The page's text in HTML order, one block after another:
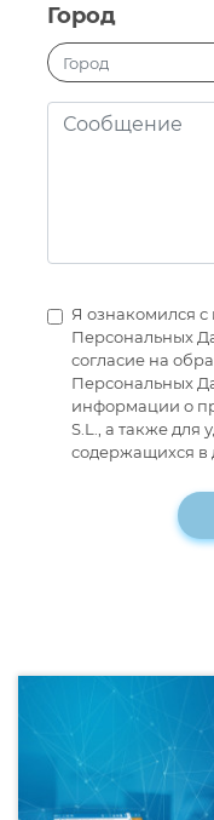
Город
Я ознакомился
Персональных
согласие на
Персональных
информации о
S.L., а также для
содержащихся в